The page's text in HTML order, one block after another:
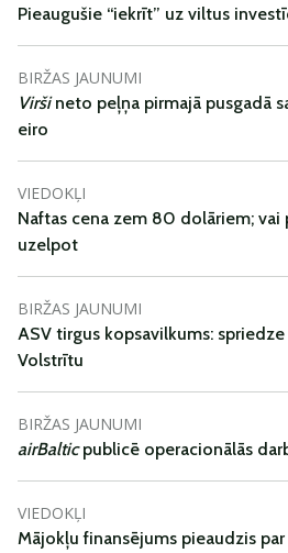
Pieaugušie “iekrīt” uz viltus
BIRŽAS JAUNUMI
Viršineto peļņa pirmajā pusgadā
eiro
VIEDOKĻI
Naftas cena zem 80 dolāriem; vai
uzelpot
BIRŽAS JAUNUMI
ASV tirgus kopsavilkums:
Volstrītu
BIRŽAS JAUNUMI
airBalticpublicē operacionālās
VIEDOKĻI
Mājokļu finansējums pieaudzis par